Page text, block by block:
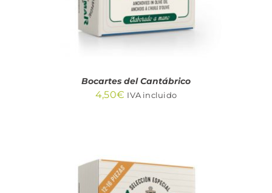
Bocartes del Cantábrico
4,50€ IVA incluido